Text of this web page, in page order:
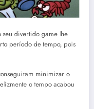
seu divertido game lhe
período de tempo, pois
minimizar o
o tempo acabou